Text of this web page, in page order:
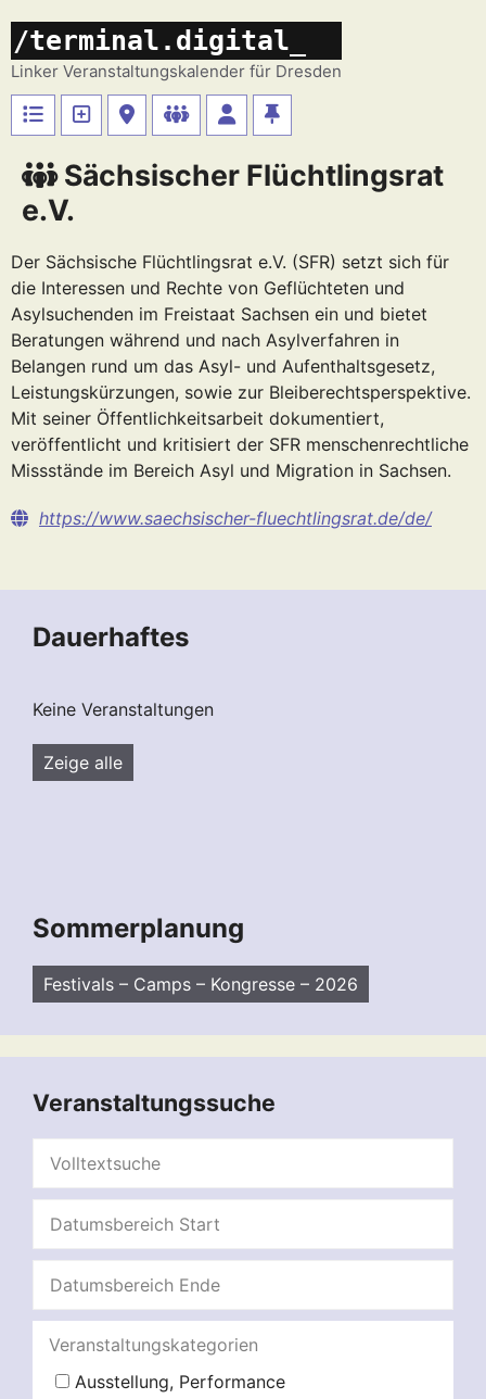
Inhalt
springen
/terminal.digital_
Linker Veranstaltungskalender für Dresden
Sächsischer Flüchtlingsrat
e.V.
Der Sächsische Flüchtlingsrat e.V. (SFR) setzt sich für
die Interessen und Rechte von Geflüchteten und
Asylsuchenden im Freistaat Sachsen ein und bietet
Beratungen während und nach Asylverfahren in
Belangen rund um das Asyl- und Aufenthaltsgesetz,
Leistungskürzungen, sowie zur Bleiberechtsperspektive.
Mit seiner Öffentlichkeitsarbeit dokumentiert,
veröffentlicht und kritisiert der SFR menschenrechtliche
Missstände im Bereich Asyl und Migration in Sachsen.
https://www.saechsischer-fluechtlingsrat.de/de/
Dauerhaftes
Keine Veranstaltungen
Zeige alle
Sommerplanung
Festivals – Camps – Kongresse – 2026
Veranstaltungssuche
Veranstaltungskategorien
Ausstellung, Performance